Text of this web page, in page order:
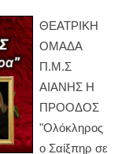
ΘΕΑΤΡΙΚΗ
ΟΜΑΔΑ
Π.Μ.Σ
ΑΙΑΝΗΣ Η
ΠΡΟΟΔΟΣ
"Ολόκληρος
ο Σαίξπηρ σε